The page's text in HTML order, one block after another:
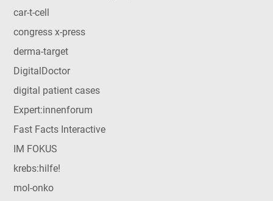
car-t-cell
congress x-press
derma-target
DigitalDoctor
digital patient cases
Expert:innenforum
Fast Facts Interactive
IM FOKUS
krebs:hilfe!
mol-onko